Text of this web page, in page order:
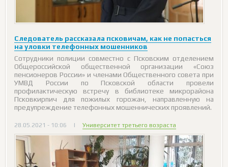
Следователь рассказала псковичам, как не попасться
на уловки телефонных мошенников
Сотрудники полиции совместно с Псковским отделением
Общероссийской общественной организации «Союз
пенсионеров России» и членами Общественного совета при
УМВД России по Псковской области провели
профилактическую встречу в библиотеке микрорайона
Псковкирпич для пожилых горожан, направленную на
предупреждение телефонных мошеннических проявлений.
28.05.2021 - 10:06 | Университет третьего возраста